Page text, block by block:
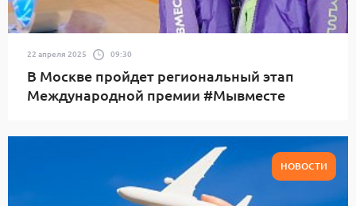
22 апреля 2025 09:30
В Москве пройдет региональный этап
Международной премии #Мывместе
НОВОСТИ